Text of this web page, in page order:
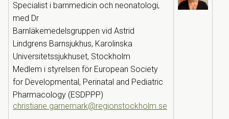
Specialist i barnmedicin och neonatologi,
med Dr
Barnläkemedelsgruppen vid Astrid
Lindgrens Barnsjukhus, Karolinska
Universitetssjukhuset, Stockholm
Medlem i styrelsen för European Society
for Developmental, Perinatal and Pediatric
Pharmacology (ESDPPP)
christiane.garnemark@regionstockholm.se